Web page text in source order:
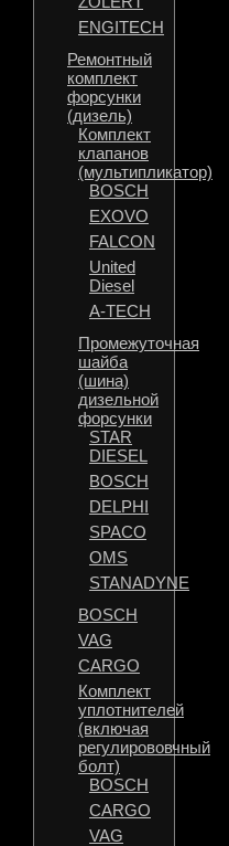
ENGITECH
Ремонтный
комплект
форсунки
(дизель)
Комплект
клапанов
(мультипликатор)
BOSCH
EXOVO
FALCON
United
Diesel
A-TECH
Промежуточная
шайба
(шина)
дизельной
форсунки
STAR
DIESEL
BOSCH
DELPHI
SPACO
OMS
STANADYNE
BOSCH
VAG
CARGO
Комплект
уплотнителей
(включая
регулирововчный
болт)
BOSCH
CARGO
VAG